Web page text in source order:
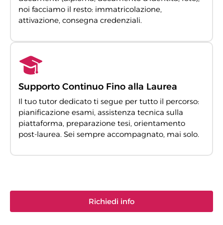
noi facciamo il resto: immatricolazione,
attivazione, consegna credenziali.
Supporto Continuo Fino alla Laurea
Il tuo tutor dedicato ti segue per tutto il percorso:
pianificazione esami, assistenza tecnica sulla
piattaforma, preparazione tesi, orientamento
post-laurea. Sei sempre accompagnato, mai solo.
Richiedi info